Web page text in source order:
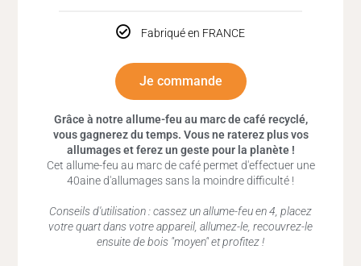
Fabriqué en FRANCE
Je commande
Grâce à notre allume-feu au marc de café recyclé,
vous gagnerez du temps. Vous ne raterez plus vos
allumages et ferez un geste pour la planète !
Cet allume-feu au marc de café permet d'effectuer une
40aine d'allumages sans la moindre difficulté !
Conseils d'utilisation : cassez un allume-feu en 4, placez
votre quart dans votre appareil, allumez-le, recouvrez-le
ensuite de bois "moyen" et profitez !